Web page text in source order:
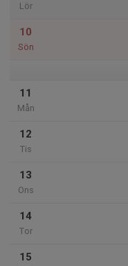
Lör
10
Sön
11
Mån
12
Tis
13
Ons
14
Tor
15